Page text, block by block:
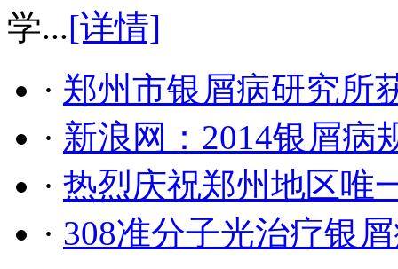
学...[详情]
· 郑州市银屑病研究所
· 新浪网：2014银屑病
· 热烈庆祝郑州地区唯
· 308准分子光治疗银